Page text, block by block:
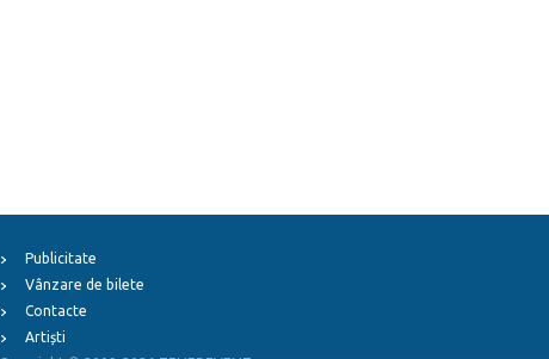
Publicitate
Vânzare de bilete
Contacte
Artiști